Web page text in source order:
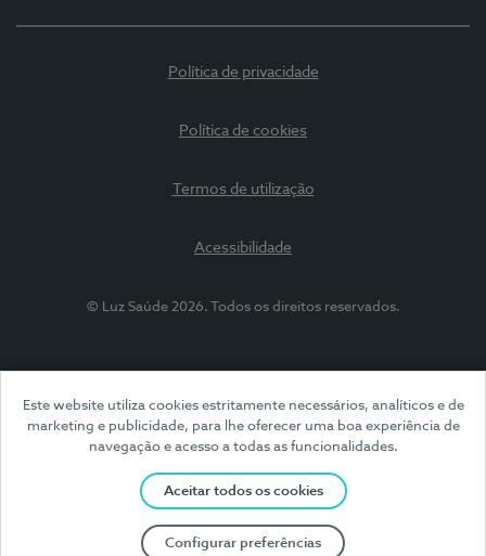
Este website utiliza cookies estritamente necessários, analíticos e de
marketing e publicidade, para lhe oferecer uma boa experiência de
navegação e acesso a todas as funcionalidades.
Aceitar todos os cookies
Configurar preferências
Política de privacidade
Política de cookies
Termos de utilização
Acessibilidade
© Luz Saúde 2026. Todos os direitos reservados.